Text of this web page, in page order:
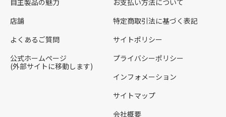
自主製品の魅力
店舗
よくあるご質問
公式ホームページ
(外部サイトに移動します)
お支払い方法について
特定商取引法に基づく表記
サイトポリシー
プライバシーポリシー
インフォメーション
サイトマップ
会社概要